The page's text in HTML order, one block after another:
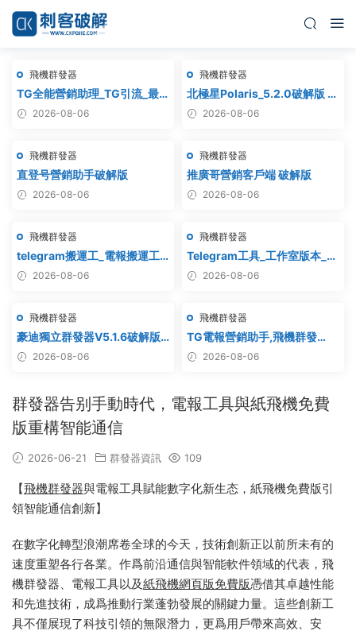
飛機群發器
TG全能營銷助理_TG引流_最
新破解版
2026-08-06
飛機群發器
北極星Polaris_5.2.0破解版 飛
機群發器_TG群發軟件
2026-08-06
飛機群發器
直登号營銷助手破解版
2026-08-06
飛機群發器
推廣哥營銷客戶端 破解版
2026-08-06
飛機群發器
telegram搬運工_電報搬運工_
電報克隆_電報資源批量搬運
2026-08-06
飛機群發器
Telegram工具_工作室版本_飛
機群發器_最新破解版
2026-08-06
飛機群發器
豪迪獨立群發器V5.1.6破解版 –
飛機群發器,TG群發器,群發器
群發,協議軟件
2026-08-06
飛機群發器
TG電報營銷助手,飛機群發
器,TG群發器,群發器破解版,群
協議軟件
2026-08-06
群發器告别手動時代，電報工具與紙飛機免費
版重構智能通信
2026-06-21 群發器資訊 109
【飛機群發器與電報工具賦能數字化新生态，紙飛機免費版引
領智能通信創新】
在數字化轉型浪潮席卷全球的今天，技術創新正以前所未有的
速度重塑各行各業。作爲前沿通信與智能軟件領域的代表，飛
機群發器、電報工具以及紙飛機網頁版免費版憑借其卓越性能
和先進技術，成爲推動行業蓬勃發展的關鍵力量。這些創新工
具不僅展現了科技引領的無限潛力，更爲用戶帶來高效、安